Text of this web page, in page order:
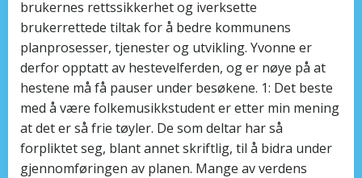
brukernes rettssikkerhet og iverksette
brukerrettede tiltak for å bedre kommunens
planprosesser, tjenester og utvikling. Yvonne er
derfor opptatt av hestevelferden, og er nøye på at
hestene må få pauser under besøkene. 1: Det beste
med å være folkemusikkstudent er etter min mening
at det er så frie tøyler. De som deltar har så
forpliktet seg, blant annet skriftlig, til å bidra under
gjennomføringen av planen. Mange av verdens